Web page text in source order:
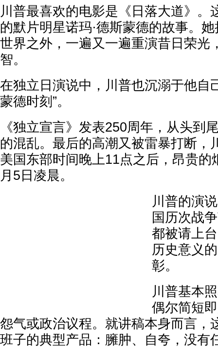
川普最喜欢的电影是《日落大道》。
的默片明星诺玛·德斯蒙德的故事。
世界之外，一遍又一遍重演昔日荣光
智。
在独立日演说中，川普也沉溺于他自
蒙德时刻”。
《独立宣言》发表250周年，从头到
的混乱。最后的高潮又被雷暴打断，
美国东部时间晚上11点之后，昂贵的
月5日凌晨。
川普的演
国历次战
都被请上
历史意义
彰。
川普基本
偶尔简短
怨气或政治议程。就讲稿本身而言，
班子的典型产品：臃肿、自夸，没有